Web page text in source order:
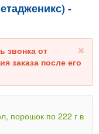
-
звонка от
заказа после его
порошок по 222 г в